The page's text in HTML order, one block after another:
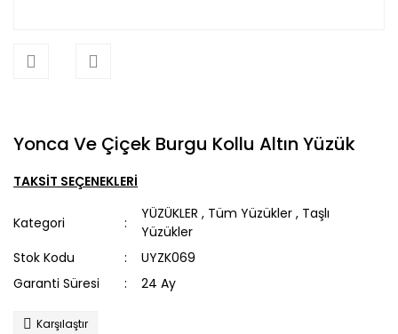
Yonca Ve Çiçek Burgu Kollu Altın Yüzük
TAKSİT SEÇENEKLERİ
Kategori
YÜZÜKLER , Tüm Yüzükler , Taşlı
Yüzükler
Stok Kodu
UYZK069
Garanti Süresi
24 Ay
Karşılaştır